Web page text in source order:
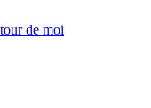
de moi